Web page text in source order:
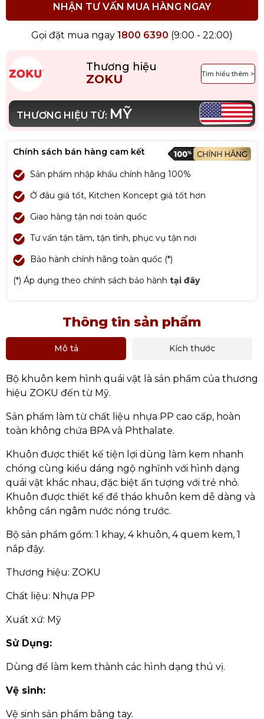
NHẬN TƯ VẤN MUA HÀNG NGAY
Gọi đặt mua ngay 1800 6390 (9:00 - 22:00)
Thương hiệu
ZOKU Tìm hiểu thêm >
THƯƠNG HIỆU TỪ: MỸ
Chính sách bán hàng cam kết
Sản phẩm nhập khẩu chính hãng 100%
Ở đâu giá tốt, Kitchen Koncept giá tốt hơn
Giao hàng tận nơi toàn quốc
Tư vấn tận tâm, tận tình, phục vụ tận nơi
Bảo hành chính hãng toàn quốc (*)
(*) Áp dụng theo chính sách bảo hành tại đây
Thông tin sản phẩm
Mô tả Kích thước
Bộ khuôn kem hình quái vật là sản phẩm của thương
hiệu ZOKU đến từ Mỹ.
Sản phẩm làm từ chất liệu nhựa PP cao cấp, hoàn
toàn không chứa BPA và Phthalate.
Khuôn được thiết kế tiện lợi dùng làm kem nhanh
chóng cùng kiểu dáng ngộ nghĩnh với hình dạng
quái vật khác nhau, đặc biệt ấn tượng với trẻ nhỏ.
Khuôn được thiết kế để tháo khuôn kem dễ dàng và
không cần ngâm nước nóng trước.
Bộ sản phẩm gồm: 1 khay, 4 khuôn, 4 quem kem, 1
nắp đậy.
Thương hiệu: ZOKU
Chất liệu: Nhựa PP
Xuất xứ: Mỹ
Sử Dụng:
Dùng để làm kem thành các hình dạng thú vị.
Vệ sinh:
Vệ sinh sản phẩm bằng tay.